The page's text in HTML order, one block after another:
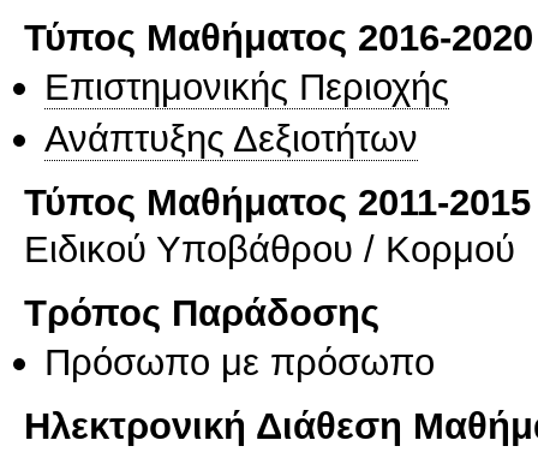
Τύπος Μαθήματος 2016-2020
Επιστημονικής Περιοχής
Ανάπτυξης Δεξιοτήτων
Τύπος Μαθήματος 2011-2015
Ειδικού Υποβάθρου / Κορμού
Τρόπος Παράδοσης
Πρόσωπο με πρόσωπο
Ηλεκτρονική Διάθεση